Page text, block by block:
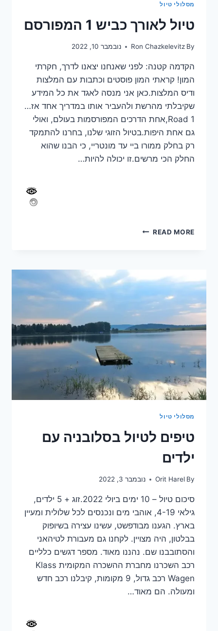
מסלולי טיול
טיול לאורך כביש 1 המפורסם
By
Ron Chazkelevitz נובמבר 10, 2022
הקדמה קטנה: לפני שאנחנו יצאנו לדרך, חקרתי
המון! קראתי המון פוסטים וכתבות עם המלצות
ודיס המלצות.כאן אני מנסה לאגד את כל המידע
שקיבלתי מהרשת ולהעביר אותו במדריך אחד אז…
Road 1,אחת הדרכים המפורסמות בעולם, ואולי
גם אחת היפות.בטיול הזוגי שלנו, בחרנו להתמקד
רק בחלק ממורו ביי עד מונטריי, כי הבנו שהוא
החלק הכי מרשים.זו יכולה להיות…
READ MOREטיול
המפורסם
מסלולי טיול
טיפים לטיול בסלובניה עם
ילדים
By
Orit Harel נובמבר 3, 2022
סיכום טיול – 10 ימים ביולי 2022.זוג + 5 ילדים,
גילאי 4-19, אוהבי מים ונכנסים לכל שלולית ומעיין
בארץ. הגענו מבודפשט, עשינו עצירה בשיופוק
בבלטון, היה מצויין. לקחנו גם מעבורת לטיהאני
והסתובבנו שם. נהננו מאוד. מספר דגשים כלליים
רכב השכרנו מחברת ההשכרה המקומית Klass
Wagen רכב גדול, 9 מקומות, קיבלנו רכב חדש
ומעולה. הם מאוד…